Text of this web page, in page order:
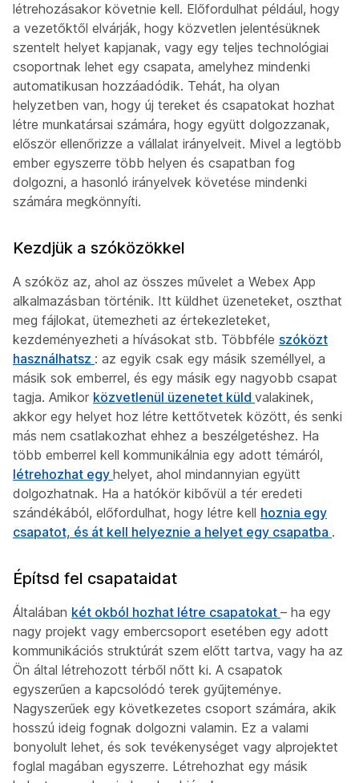
létrehozásakor követnie kell. Előfordulhat például, hogy
a vezetőktől elvárják, hogy közvetlen jelentésüknek
szentelt helyet kapjanak, vagy egy teljes technológiai
csoportnak lehet egy csapata, amelyhez mindenki
automatikusan hozzáadódik. Tehát, ha olyan
helyzetben van, hogy új tereket és csapatokat hozhat
létre munkatársai számára, hogy együtt dolgozzanak,
először ellenőrizze a vállalat irányelveit. Mivel a legtöbb
ember egyszerre több helyen és csapatban fog
dolgozni, a hasonló irányelvek követése mindenki
számára megkönnyíti.
Kezdjük a szóközökkel
A szóköz az, ahol az összes művelet a Webex App
alkalmazásban történik. Itt küldhet üzeneteket, oszthat
meg fájlokat, ütemezheti az értekezleteket,
kezdeményezheti a hívásokat stb. Többféle szóközt
használhatsz : az egyik csak egy másik személlyel, a
másik sok emberrel, és egy másik egy nagyobb csapat
tagja. Amikor közvetlenül üzenetet küld valakinek,
akkor egy helyet hoz létre kettőtvetek között, és senki
más nem csatlakozhat ehhez a beszélgetéshez. Ha
több emberrel kell kommunikálnia egy adott témáról,
létrehozhat egy helyet, ahol mindannyian együtt
dolgozhatnak. Ha a hatókör kibővül a tér eredeti
szándékából, előfordulhat, hogy létre kell hoznia egy
csapatot, és át kell helyeznie a helyet egy csapatba .
Építsd fel csapataidat
Általában két okból hozhat létre csapatokat – ha egy
nagy projekt vagy embercsoport esetében egy adott
kommunikációs struktúrát szem előtt tartva, vagy ha az
Ön által létrehozott térből nőtt ki. A csapatok
egyszerűen a kapcsolódó terek gyűjteménye.
Nagyszerűek egy következetes csoport számára, akik
hosszú ideig fognak dolgozni valamin. Ez a valami
bonyolult lehet, és sok tevékenységet vagy alprojektet
foglal magában egyszerre. Létrehozhat egy másik